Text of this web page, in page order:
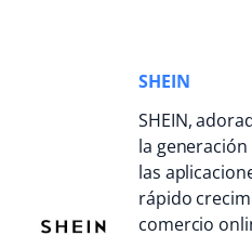
SHEIN
SHEIN,
la
las
rápido
comercio